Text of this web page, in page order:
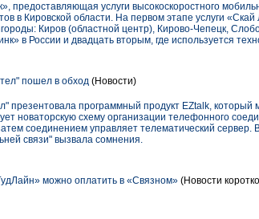
предоставляющая услуги высокоскоростного
в Кировской области. На первом этапе услуги
Киров (областной центр), Кирово-Чепецк,
в России и двадцать вторым, где используется
пошел в обход (Новости)
презентовала программный продукт EZtalk,
новаторскую схему организации телефонного
соединением управляет телематический сервер.
связи" вызвала сомнения.
можно оплатить в «Связном» (Новости